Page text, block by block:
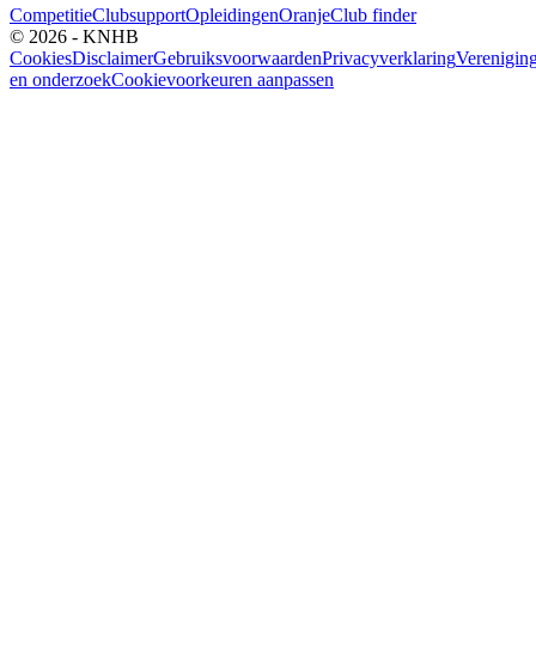
CompetitieClubsupportOpleidingenOranjeClub finder
© 2026 - KNHB
CookiesDisclaimerGebruiksvoorwaardenPrivacyverklaring
en onderzoekCookievoorkeuren aanpassen